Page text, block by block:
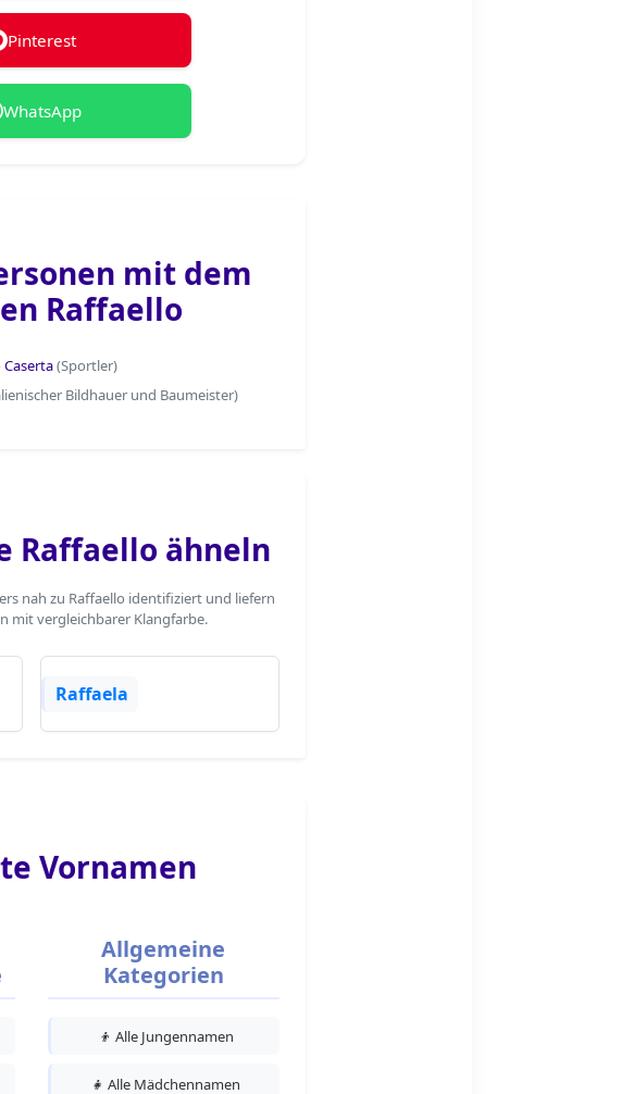
Pinterest
WhatsApp
mit dem
Raffaello
Caserta(Sportler)
Bildhauer und Baumeister)
Raffaello ähneln
nah zu Raffaello identifiziert und liefern
mit vergleichbarer Klangfarbe.
Raffaela
Vornamen
Allgemeine
Kategorien
👦 Alle Jungennamen
👧 Alle Mädchennamen